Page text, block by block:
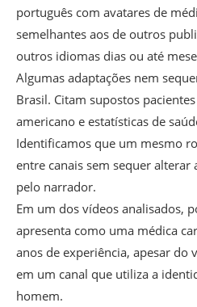
português com avatares de
semelhantes aos de outros
outros idiomas dias ou até
Algumas adaptações nem
Brasil. Citam supostos
americano e estatísticas de
Identificamos que um mesmo
entre canais sem sequer alterar
pelo narrador.
Em um dos vídeos analisados,
apresenta como uma médica
anos de experiência, apesar do
em um canal que utiliza a
homem.